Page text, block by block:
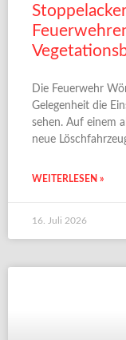
Die Feuerwehr
Gelegenheit die
sehen. Auf einem
neue
WEITERLESEN »
16. Juli 2026